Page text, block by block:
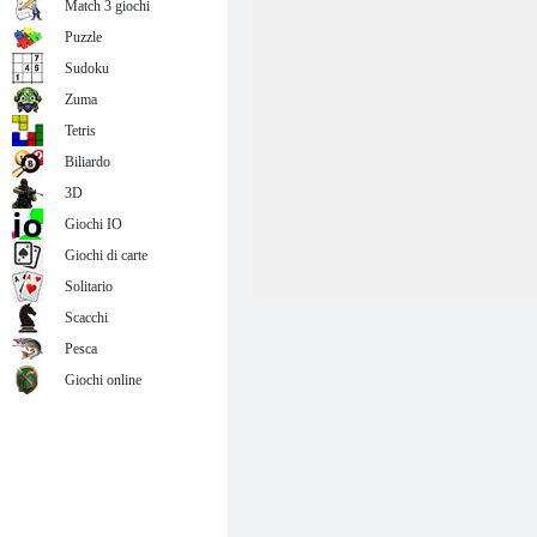
Match 3 giochi
Puzzle
Sudoku
Zuma
Tetris
Biliardo
3D
Giochi IO
Giochi di carte
Solitario
Scacchi
Pesca
Giochi online